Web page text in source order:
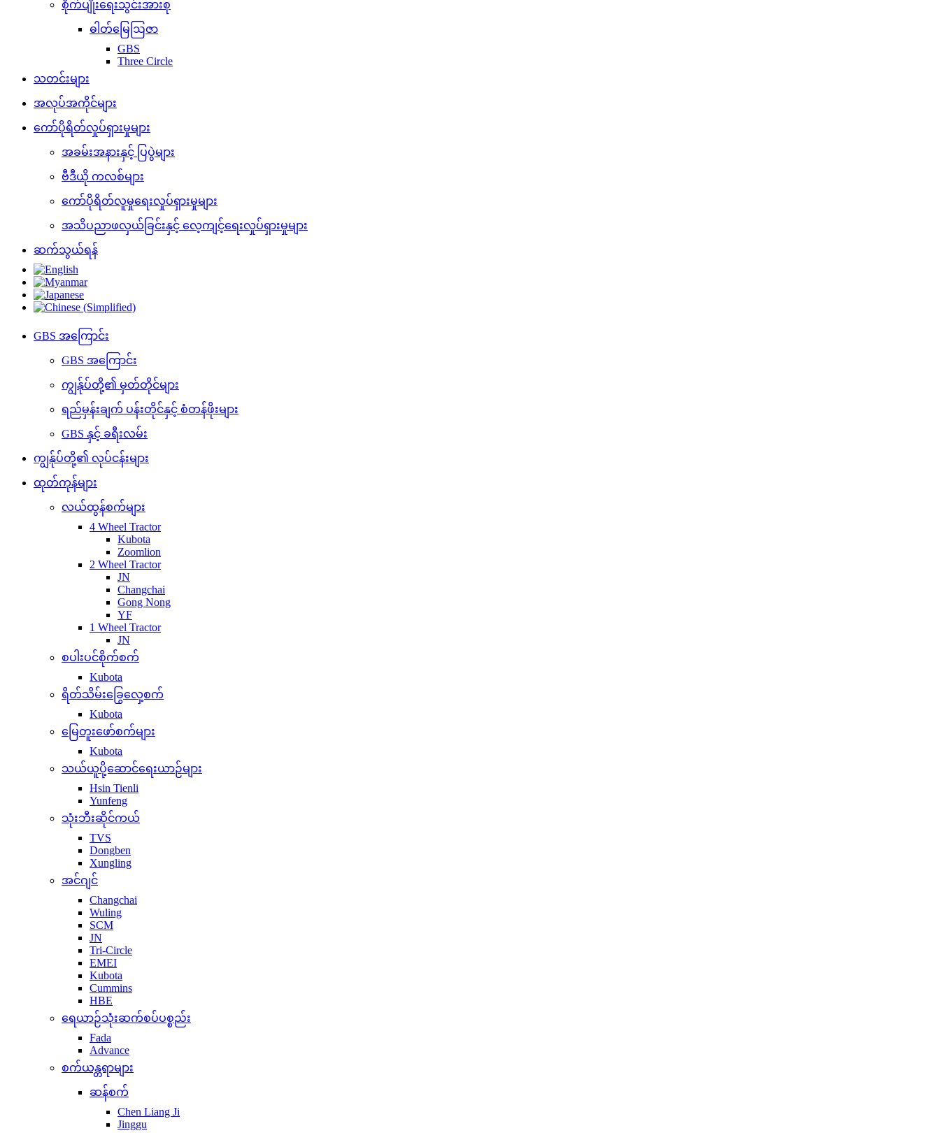
စိုက်ပျိုးရေးသွင်းအားစု
ဓါတ်မြေဩဇာ
GBS
Three Circle
သတင်းများ
အလုပ်အကိုင်များ
ကော်ပိုရိတ်လှုပ်ရှားမှုများ
အခမ်းအနားနှင့် ပြပွဲများ
ဗီဒီယို ကလစ်များ
ကော်ပိုရိတ်လူမှုရေးလှုပ်ရှားမှုများ
အသိပညာဖလှယ်ခြင်းနှင့် လေ့ကျင့်ရေးလှုပ်ရှားမှုများ
ဆက်သွယ်ရန်
GBS အကြောင်း
GBS အကြောင်း
ကျွန်ုပ်တို့၏ မှတ်တိုင်များ
ရည်မှန်းချက် ပန်းတိုင်နှင့် စံတန်ဖိုးများ
GBS နှင့် ခရီးလမ်း
ကျွန်ုပ်တို့၏ လုပ်ငန်းများ
ထုတ်ကုန်များ
လယ်ထွန်စက်များ
4 Wheel Tractor
Kubota
Zoomlion
2 Wheel Tractor
JN
Changchai
Gong Nong
YF
1 Wheel Tractor
JN
စပါးပင်စိုက်စက်
Kubota
ရိတ်သိမ်းခြွေလှေ့စက်
Kubota
မြေတူးဖော်စက်များ
Kubota
သယ်ယူပို့ဆောင်ရေးယာဉ်များ
Hsin Tienli
Yunfeng
သုံးဘီးဆိုင်ကယ်
TVS
Dongben
Xungling
အင်ဂျင်
Changchai
Wuling
SCM
JN
Tri-Circle
EMEI
Kubota
Cummins
HBE
ရေယာဉ်သုံးဆက်စပ်ပစ္စည်း
Fada
Advance
စက်ယန္တရာများ
ဆန်စက်
Chen Liang Ji
Jinggu